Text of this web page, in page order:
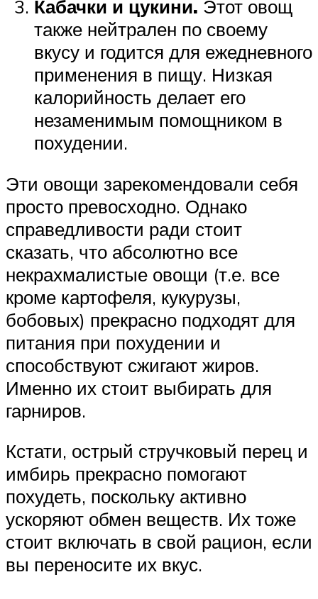
Кабачки и цукини. Этот овощ
также нейтрален по своему
вкусу и годится для ежедневного
применения в пищу. Низкая
калорийность делает его
незаменимым помощником в
похудении.
Эти овощи зарекомендовали себя
просто превосходно. Однако
справедливости ради стоит
сказать, что абсолютно все
некрахмалистые овощи (т.е. все
кроме картофеля, кукурузы,
бобовых) прекрасно подходят для
питания при похудении и
способствуют сжигают жиров.
Именно их стоит выбирать для
гарниров.
Кстати, острый стручковый перец и
имбирь прекрасно помогают
похудеть, поскольку активно
ускоряют обмен веществ. Их тоже
стоит включать в свой рацион, если
вы переносите их вкус.